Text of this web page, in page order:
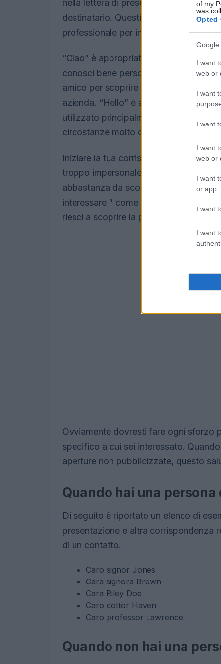
of my
was
Opted
Google
I want
web or
I want
I want
I want
web or
I want
or app.
I want
I want
nella lettera di presentazione a meno
destinatario. Questi saluti sono
professionale per iniziare la
“Ciao” è appropriato solo nella
conosci bene personalmente. Ad
amico per scoprire se ha sentito
azienda. “Hello” è appropriato solo
utilizzato principalmente per le
circostanze molto casuali.
Iniziare la tua corrispondenza “A chi
troppo impersonale e far credere al
abbastanza da scoprire a chi dovresti
interessare ” come saluto di una
riesci a scoprire la persona specifica a
Ovviamente dovresti fare ogni sforzo
specifico a cui sei interessato.
aperture non pubblicizzate, questo
Quando hai una
Di seguito è riportato un elenco di
presentazione e altra corrispondenza
di un contatto.
Caro signor Jones
Cara signora Brown
Cara Riley Doe
Caro dottor Haven
Caro professor Lawrence
Quando non hai una